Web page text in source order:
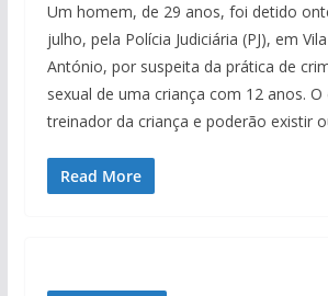
Um homem, de 29 anos, foi detido
julho, pela Polícia Judiciária (PJ), em
António, por suspeita da prática de
sexual de uma criança com 12 anos.
treinador da criança e poderão existir
Read More